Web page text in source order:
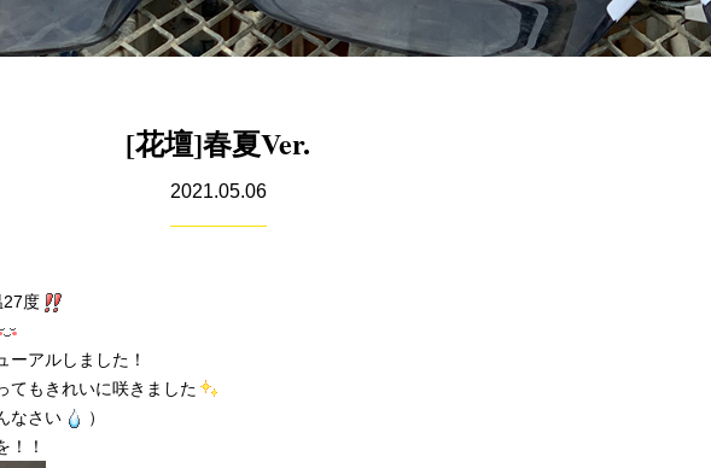
[花壇]春夏Ver.
2021.05.06
27度
ーアルしました！
てもきれいに咲きました
なさい
）
！！